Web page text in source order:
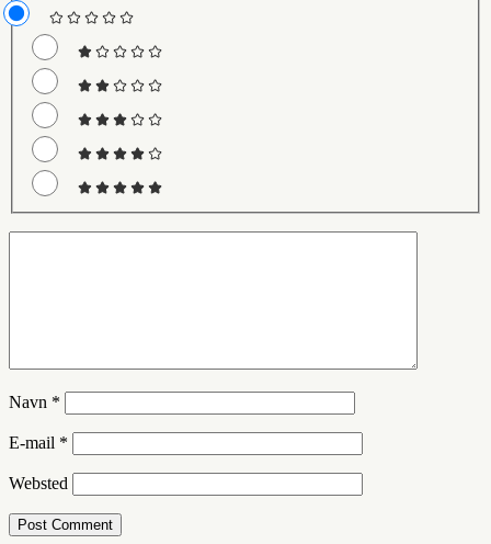
Navn *
E-mail *
Websted